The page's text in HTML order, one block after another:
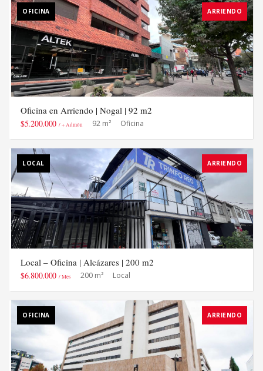
OFICINA ARRIENDO
Oficina en Arriendo | Nogal | 92 m2
$5.200.000 / + Admón 92 m² Oficina
LOCAL ARRIENDO
Local – Oficina | Alcázares | 200 m2
$6.800.000 / Mes 200 m² Local
OFICINA ARRIENDO